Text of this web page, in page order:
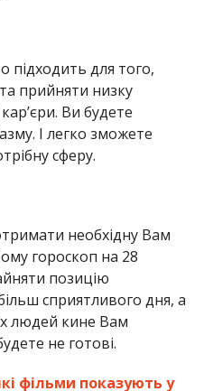
підходить для того,
прийняти низку
Ви будете
І легко зможете
сферу.
необхідну Вам
гороскоп на 28
позицію
сприятливого дня, а
людей кине Вам
не готові.
фільми показують у